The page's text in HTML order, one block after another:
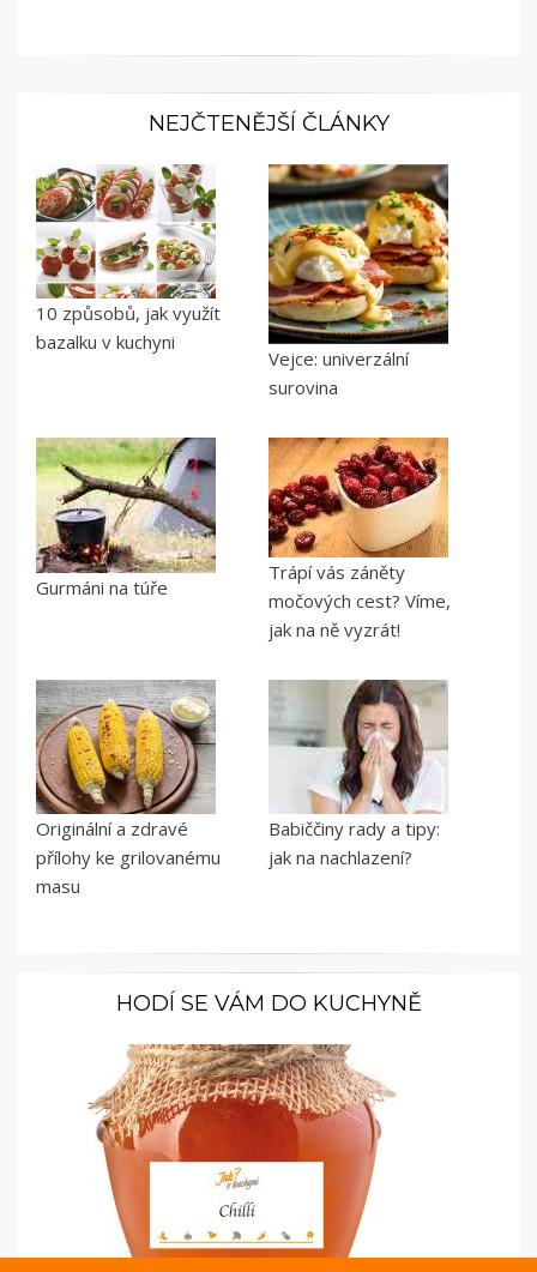
NEJČTENĚJŠÍ ČLÁNKY
10 způsobů, jak využít
bazalku v kuchyni
Vejce: univerzální
surovina
Gurmáni na túře
Trápí vás záněty
močových cest? Víme,
jak na ně vyzrát!
Originální a zdravé
přílohy ke grilovanému
masu
Babiččiny rady a tipy:
jak na nachlazení?
HODÍ SE VÁM DO KUCHYNĚ